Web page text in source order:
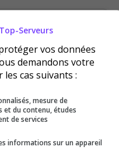
Serveurs
vos données
demandons votre
cas suivants :
mesure de
et du contenu, études
de services
informations sur un appareil